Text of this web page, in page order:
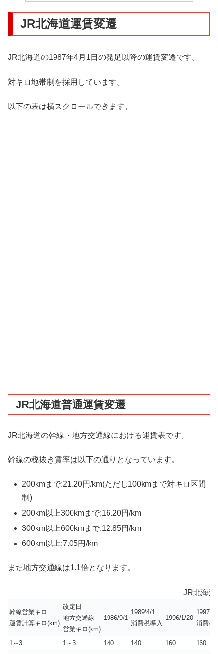
JR北海道運賃変遷
JR北海道の1987年4月1日の発足以降の運賃変遷です。
対キロ地帯制を採用しています。
以下の表は横スクロールできます。
JR北海道普通運賃変遷
JR北海道の幹線・地方交通線における運賃表です。
幹線の税抜き賃率は以下の通りとなっています。
200kmまで:21.20円/km(ただし100kmまで対キロ区間
制)
200km以上300kmまで:16.20円/km
300km以上600kmまで:12.85円/km
600km以上:7.05円/km
また地方交通線は1.1倍となります。
JR北海
幹線営業キロ
運賃計算キロ(km)
改定日
地方交通線
営業キロ(km)
1986/9/1
1989/4/1
消費税導入
1996/1/20
1997/
消費税
1～3 1～3 140 140 160
160